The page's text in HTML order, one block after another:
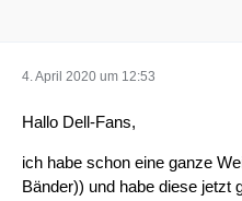
4. April 2020 um 12:53
Hallo Dell-Fans,
ich habe schon eine ganze
Bänder)) und habe diese jetzt